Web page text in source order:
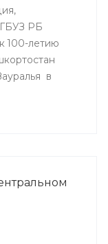
РБ
100-летию
в